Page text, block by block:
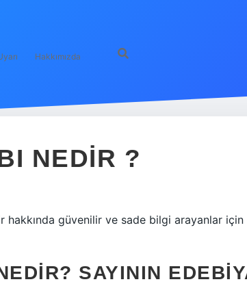
Hakkımızda
NEDIR ?
hakkında güvenilir ve sade bilgi arayanlar
SAYININ